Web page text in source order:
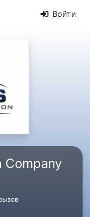
Войти
Company